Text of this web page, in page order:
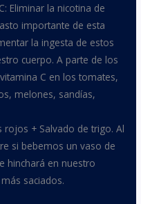
Eliminar la nicotina de
importante de esta
la ingesta de estos
cuerpo. A parte de los
C en los tomates,
melones, sandías,
+ Salvado de trigo. Al
si bebemos un vaso de
hinchará en nuestro
saciados.